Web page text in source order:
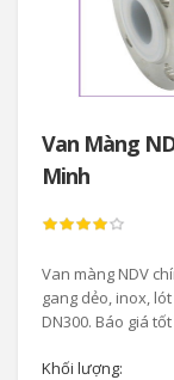
Van Màng
Minh
Van màng NDV
gang dẻo, inox, lót
DN300. Báo giá
Khối lượng: